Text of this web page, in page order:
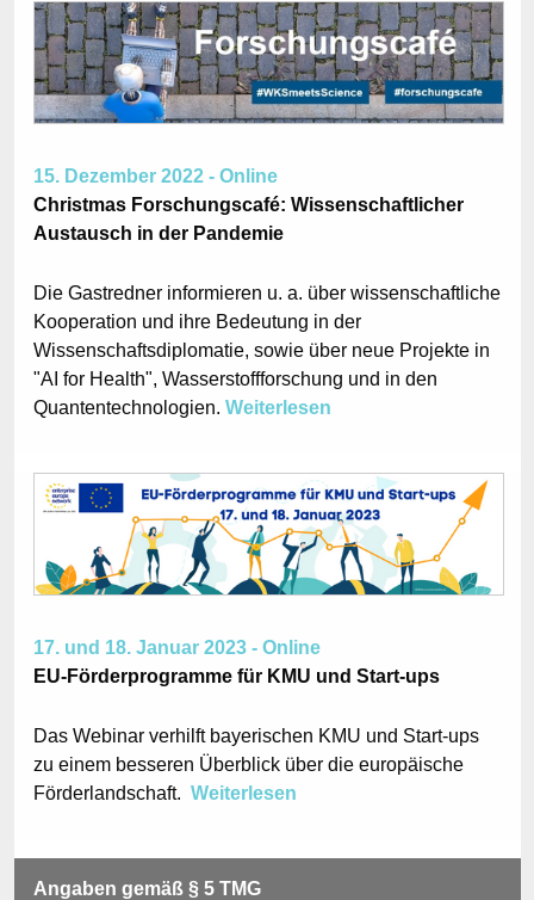
15. Dezember 2022 - Online
Christmas Forschungscafé: Wissenschaftlicher
Austausch in der Pandemie
Die Gastredner informieren u. a. über wissenschaftliche
Kooperation und ihre Bedeutung in der
Wissenschaftsdiplomatie, sowie über neue Projekte in
"AI for Health", Wasserstoffforschung und in den
Quantentechnologien. Weiterlesen
17. und 18. Januar 2023 - Online
EU-Förderprogramme für KMU und Start-ups
Das Webinar verhilft bayerischen KMU und Start-ups
zu einem besseren Überblick über die europäische
Förderlandschaft. Weiterlesen
Angaben gemäß § 5 TMG